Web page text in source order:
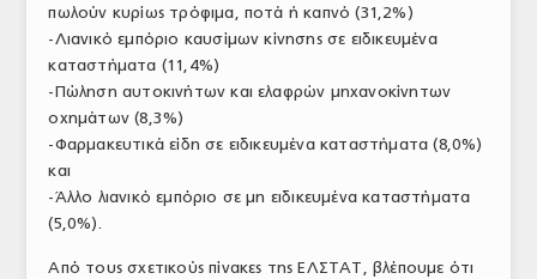
πωλούν κυρίως τρόφιμα, ποτά ή καπνό (31,2%)
-Λιανικό εμπόριο καυσίμων κίνησης σε ειδικευμένα
καταστήματα (11,4%)
-Πώληση αυτοκινήτων και ελαφρών μηχανοκίνητων
οχημάτων (8,3%)
-Φαρμακευτικά είδη σε ειδικευμένα καταστήματα (8,0%)
και
-Άλλο λιανικό εμπόριο σε μη ειδικευμένα καταστήματα
(5,0%).
Από τους σχετικούς πίνακες της ΕΛΣΤΑΤ, βλέπουμε ότι